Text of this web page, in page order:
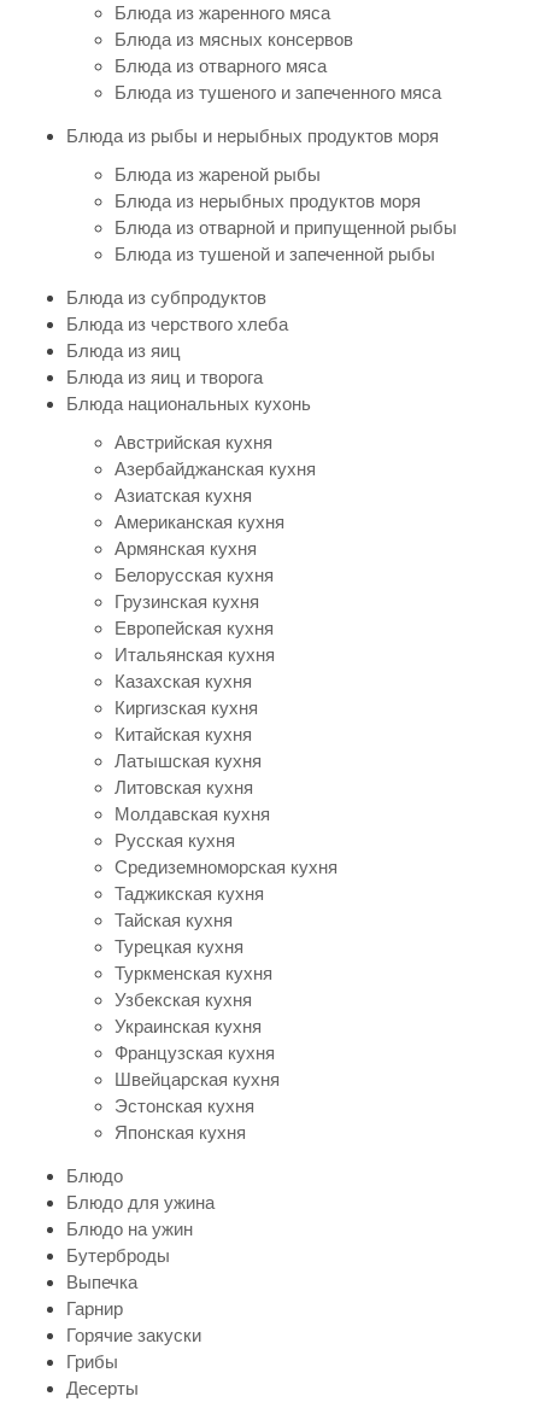
Блюда из жаренного мяса
Блюда из мясных консервов
Блюда из отварного мяса
Блюда из тушеного и запеченного мяса
Блюда из рыбы и нерыбных продуктов моря
Блюда из жареной рыбы
Блюда из нерыбных продуктов моря
Блюда из отварной и припущенной рыбы
Блюда из тушеной и запеченной рыбы
Блюда из субпродуктов
Блюда из черствого хлеба
Блюда из яиц
Блюда из яиц и творога
Блюда национальных кухонь
Австрийская кухня
Азербайджанская кухня
Азиатская кухня
Американская кухня
Армянская кухня
Белорусская кухня
Грузинская кухня
Европейская кухня
Итальянская кухня
Казахская кухня
Киргизская кухня
Китайская кухня
Латышская кухня
Литовская кухня
Молдавская кухня
Русская кухня
Средиземноморская кухня
Таджикская кухня
Тайская кухня
Турецкая кухня
Туркменская кухня
Узбекская кухня
Украинская кухня
Французская кухня
Швейцарская кухня
Эстонская кухня
Японская кухня
Блюдо
Блюдо для ужина
Блюдо на ужин
Бутерброды
Выпечка
Гарнир
Горячие закуски
Грибы
Десерты